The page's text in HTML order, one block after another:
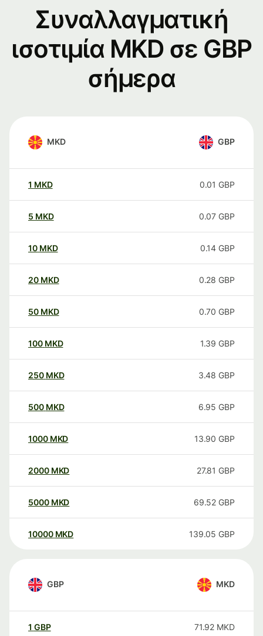
Συναλλαγματική
ισοτιμία MKD σε GBP
σήμερα
MKD GBP
1 MKD 0.01 GBP
5 MKD 0.07 GBP
10 MKD 0.14 GBP
20 MKD 0.28 GBP
50 MKD 0.70 GBP
100 MKD 1.39 GBP
250 MKD 3.48 GBP
500 MKD 6.95 GBP
1000 MKD 13.90 GBP
2000 MKD 27.81 GBP
5000 MKD 69.52 GBP
10000 MKD 139.05 GBP
GBP MKD
1 GBP 71.92 MKD